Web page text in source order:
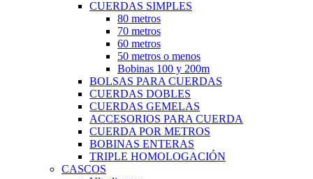
CUERDAS SIMPLES
80 metros
70 metros
60 metros
50 metros o menos
Bobinas 100 y 200m
BOLSAS PARA CUERDAS
CUERDAS DOBLES
CUERDAS GEMELAS
ACCESORIOS PARA CUERDA
CUERDA POR METROS
BOBINAS ENTERAS
TRIPLE HOMOLOGACIÓN
CASCOS